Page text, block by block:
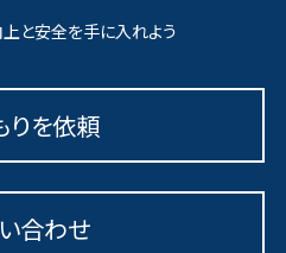
と安全を手に入れよう
りを依頼
合わせ